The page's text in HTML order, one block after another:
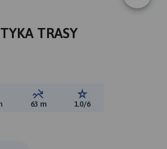
TRASY
przewyższeń:Suma spadków:
63 m Ocena trasy:
1.0/6